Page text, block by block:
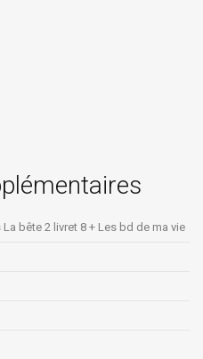
bête 2 livret 8 + Les bd de ma vie